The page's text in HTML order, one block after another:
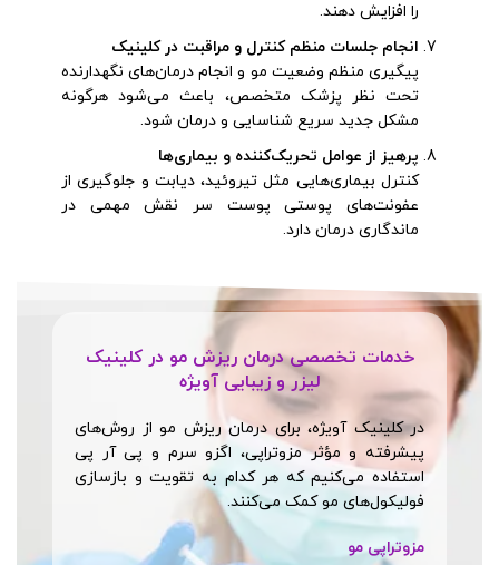
را افزایش دهند.
انجام جلسات منظم کنترل و مراقبت در کلینیک
پیگیری منظم وضعیت مو و انجام درمان‌های نگهدارنده
تحت نظر پزشک متخصص، باعث می‌شود هرگونه
مشکل جدید سریع شناسایی و درمان شود.
پرهیز از عوامل تحریک‌کننده و بیماری‌ها
کنترل بیماری‌هایی مثل تیروئید، دیابت و جلوگیری از
عفونت‌های پوستی پوست سر نقش مهمی در
ماندگاری درمان دارد.
خدمات تخصصی درمان ریزش مو در کلینیک
لیزر و زیبایی آویژه
در کلینیک آویژه، برای درمان ریزش مو از روش‌های
پیشرفته و مؤثر مزوتراپی، اگزو سرم و پی آر پی
استفاده می‌کنیم که هر کدام به تقویت و بازسازی
فولیکول‌های مو کمک می‌کنند.
مزوتراپی مو